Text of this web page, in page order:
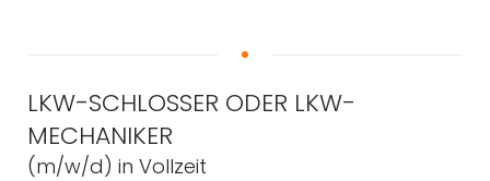
LKW-SCHLOSSER ODER LKW-
MECHANIKER
(m/w/d) in Vollzeit